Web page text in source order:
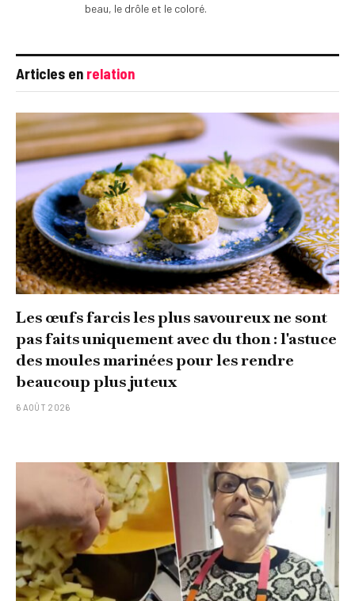
beau, le drôle et le coloré.
Articles en relation
Les œufs farcis les plus savoureux ne sont
pas faits uniquement avec du thon : l'astuce
des moules marinées pour les rendre
beaucoup plus juteux
6 AOÛT 2026